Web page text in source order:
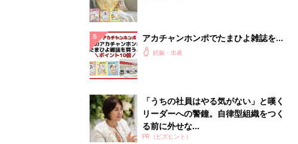
アカチャンホンポでたまひよ雑誌を買
うとポイント10倍【期間限定】
妊娠・出産
「うちの社員はやる気がない」と嘆く
リーダーへの警鐘。自律型組織をつく
る前に外せな...
PR（ビズヒント）